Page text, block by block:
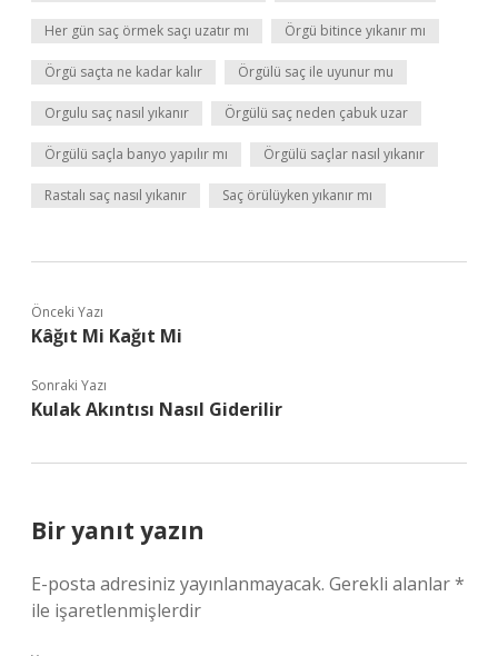
Her gün saç örmek saçı uzatır mı Örgü bitince yıkanır mı
Örgü saçta ne kadar kalır Örgülü saç ile uyunur mu
Orgulu saç nasıl yıkanır Örgülü saç neden çabuk uzar
Örgülü saçla banyo yapılır mı Örgülü saçlar nasıl yıkanır
Rastalı saç nasıl yıkanır Saç örülüyken yıkanır mı
Önceki Yazı
Kâğıt Mi Kağıt Mi
Sonraki Yazı
Kulak Akıntısı Nasıl Giderilir
Bir yanıt yazın
E-posta adresiniz yayınlanmayacak. Gerekli alanlar*
ile işaretlenmişlerdir